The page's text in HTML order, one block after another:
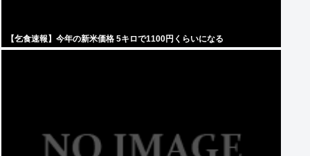
【乞食速報】今年の新米価格 5キロで1100円くらいになる